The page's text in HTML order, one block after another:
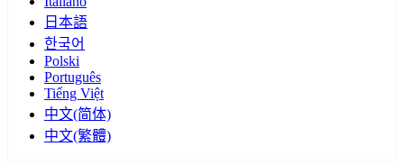
日本語
한국어
Polski
Português
Tiếng Việt
中文(简体)
中文(繁體)